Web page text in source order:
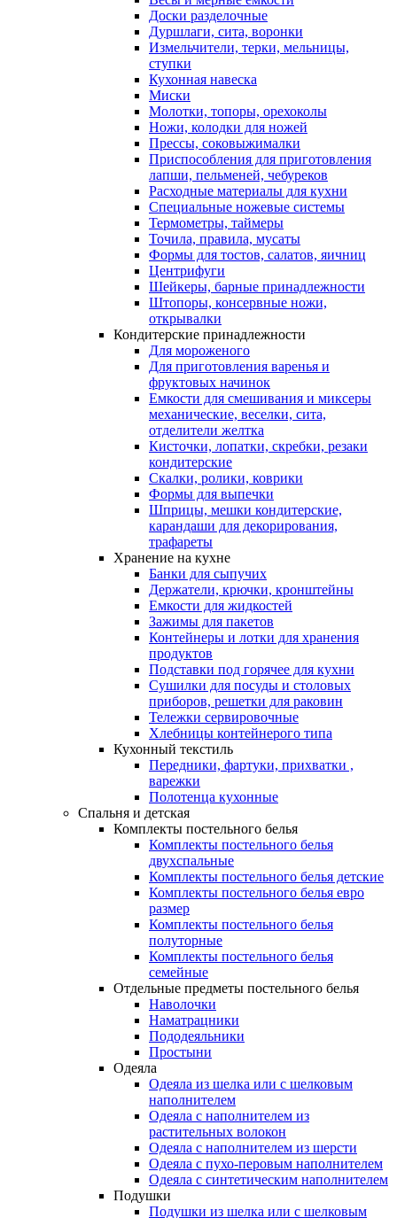
Доски разделочные
Дуршлаги, сита, воронки
Измельчители, терки, мельницы,
ступки
Кухонная навеска
Миски
Молотки, топоры, орехоколы
Ножи, колодки для ножей
Прессы, соковыжималки
Приспособления для приготовления
лапши, пельменей, чебуреков
Расходные материалы для кухни
Специальные ножевые системы
Термометры, таймеры
Точила, правила, мусаты
Формы для тостов, салатов, яичниц
Центрифуги
Шейкеры, барные принадлежности
Штопоры, консервные ножи,
открывалки
Кондитерские принадлежности
Для мороженого
Для приготовления варенья и
фруктовых начинок
Емкости для смешивания и миксеры
механические, веселки, сита,
отделители желтка
Кисточки, лопатки, скребки, резаки
кондитерские
Скалки, ролики, коврики
Формы для выпечки
Шприцы, мешки кондитерские,
карандаши для декорирования,
трафареты
Хранение на кухне
Банки для сыпучих
Держатели, крючки, кронштейны
Емкости для жидкостей
Зажимы для пакетов
Контейнеры и лотки для хранения
продуктов
Подставки под горячее для кухни
Сушилки для посуды и столовых
приборов, решетки для раковин
Тележки сервировочные
Хлебницы контейнерого типа
Кухонный текстиль
Передники, фартуки, прихватки ,
варежки
Полотенца кухонные
Спальня и детская
Комплекты постельного белья
Комплекты постельного белья
двухспальные
Комплекты постельного белья детские
Комплекты постельного белья евро
размер
Комплекты постельного белья
полуторные
Комплекты постельного белья
семейные
Отдельные предметы постельного белья
Наволочки
Наматрацники
Пододеяльники
Простыни
Одеяла
Одеяла из шелка или с шелковым
наполнителем
Одеяла с наполнителем из
растительных волокон
Одеяла с наполнителем из шерсти
Одеяла с пухо-перовым наполнителем
Одеяла с синтетическим наполнителем
Подушки
Подушки из шелка или с шелковым